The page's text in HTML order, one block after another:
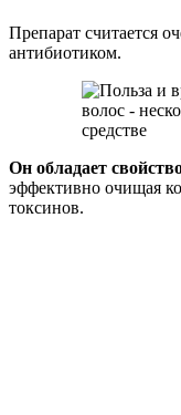
Препарат считается
антибиотиком.
Он обладает
эффективно очищая
токсинов.